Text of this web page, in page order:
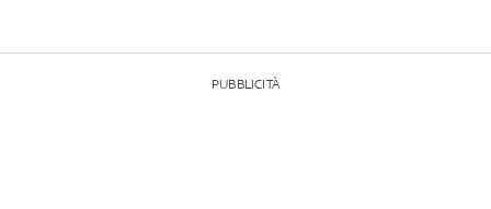
PUBBLICITÀ